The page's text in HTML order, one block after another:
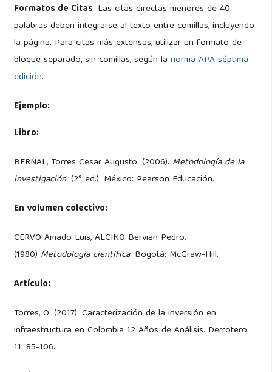
Formatos de Citas: Las citas directas menores de 40
palabras deben integrarse al texto entre comillas, incluyendo
la página. Para citas más extensas, utilizar un formato de
bloque separado, sin comillas, según lanorma APA séptima
edición.
Ejemplo:
Libro:
BERNAL, Torres Cesar Augusto. (2006). Metodología de la
investigación. (2° ed.). México: Pearson Educación.
En volumen colectivo:
CERVO Amado Luis, ALCINO Bervian Pedro.
(1980) Metodología científica. Bogotá: McGraw-Hill.
Artículo:
Torres, O. (2017). Caracterización de la inversión en
infraestructura en Colombia 12 Años de Análisis. Derrotero.
11: 85-106.